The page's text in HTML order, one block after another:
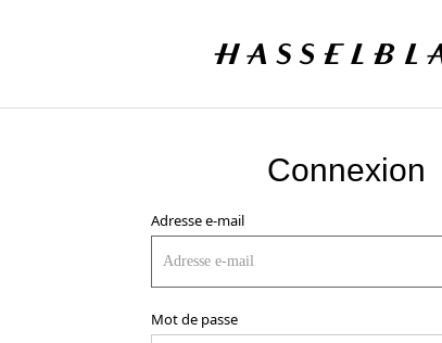
Connexion
Adresse e-mail
Mot de passe